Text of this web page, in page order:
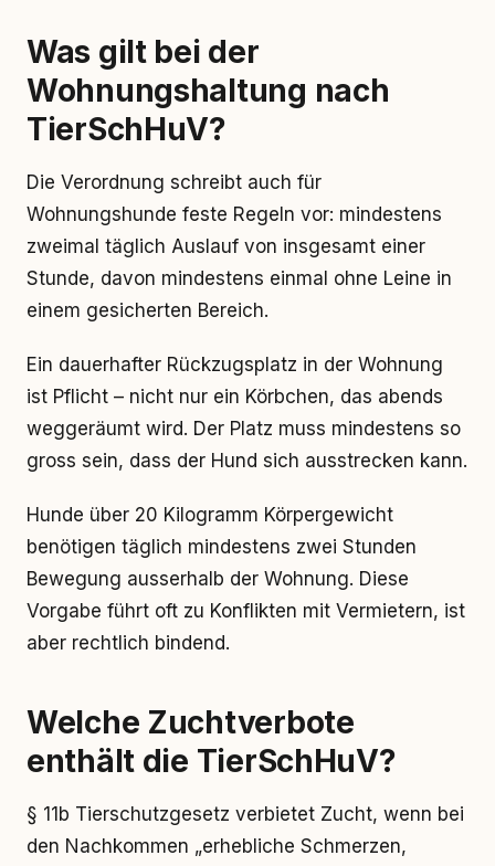
Was gilt bei der
Wohnungshaltung nach
TierSchHuV?
Die Verordnung schreibt auch für
Wohnungshunde feste Regeln vor: mindestens
zweimal täglich Auslauf von insgesamt einer
Stunde, davon mindestens einmal ohne Leine in
einem gesicherten Bereich.
Ein dauerhafter Rückzugsplatz in der Wohnung
ist Pflicht – nicht nur ein Körbchen, das abends
weggeräumt wird. Der Platz muss mindestens so
gross sein, dass der Hund sich ausstrecken kann.
Hunde über 20 Kilogramm Körpergewicht
benötigen täglich mindestens zwei Stunden
Bewegung ausserhalb der Wohnung. Diese
Vorgabe führt oft zu Konflikten mit Vermietern, ist
aber rechtlich bindend.
Welche Zuchtverbote
enthält die TierSchHuV?
§ 11b Tierschutzgesetz verbietet Zucht, wenn bei
den Nachkommen „erhebliche Schmerzen,